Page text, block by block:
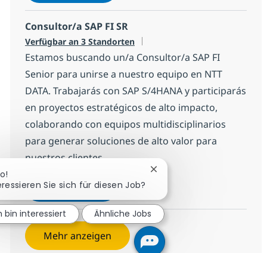
Consultor/a SAP FI SR
Verfügbar an 3 Standorten
Estamos buscando un/a Consultor/a SAP FI
Senior para unirse a nuestro equipo en NTT
DATA. Trabajarás con SAP S/4HANA y participarás
en proyectos estratégicos de alto impacto,
colaborando con equipos multidisciplinarios
para generar soluciones de alto valor para
nuestros clientes.
Jetzt bewerbenConsultor/a SAP FI SR
Speichern Consultor/a SAP FI SR
Mehr anzeigen
Sie sich für diesen Job?
Chatbot-
bin interessiert Ähnliche Jobs